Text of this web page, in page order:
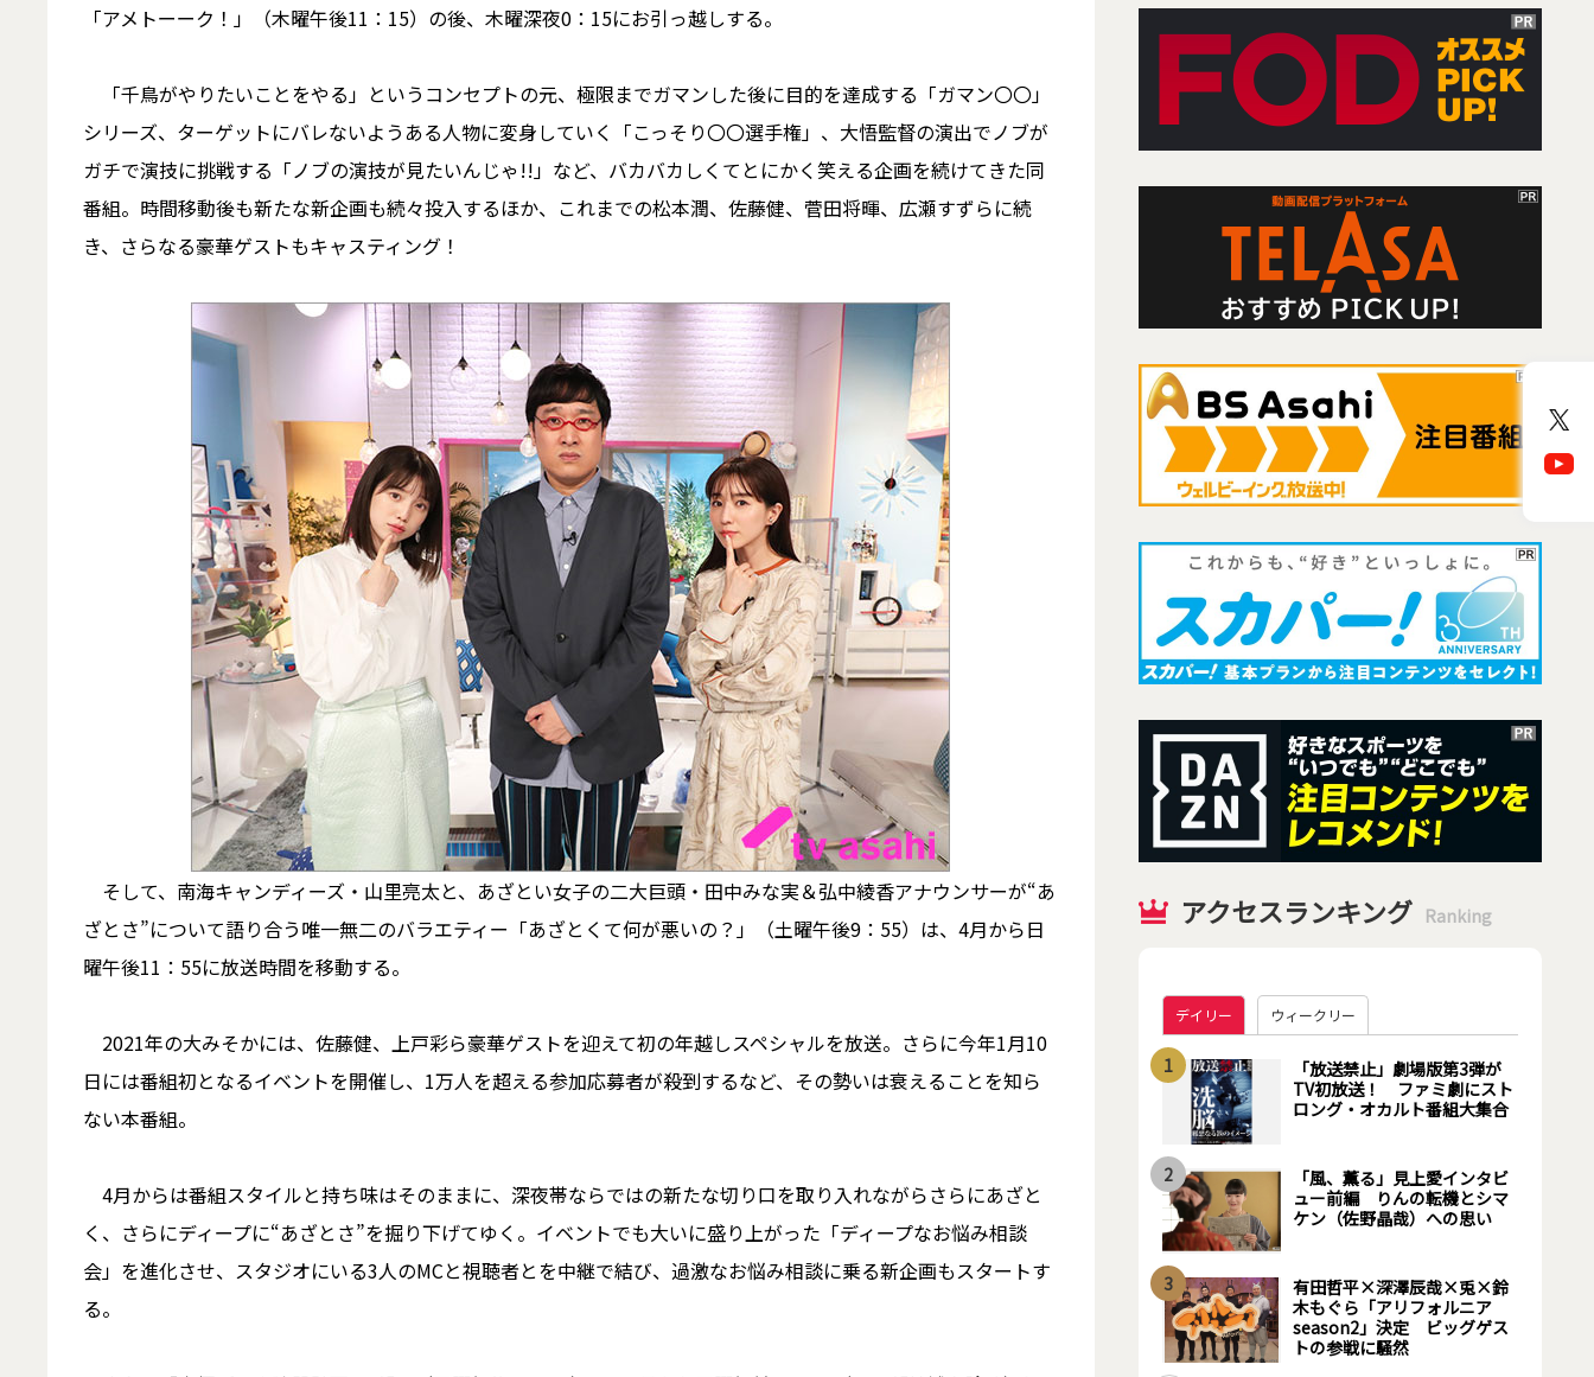
「アメトーーク！」（木曜午後11：15）の後、木曜深夜0：15にお引っ越しする。
「千鳥がやりたいことをやる」というコンセプトの元、極限までガマンした後に目的を達成する「ガマン〇〇」
シリーズ、ターゲットにバレないようある人物に変身していく「こっそり〇〇選手権」、大悟監督の演出でノブが
ガチで演技に挑戦する「ノブの演技が見たいんじゃ!!」など、バカバカしくてとにかく笑える企画を続けてきた同
番組。時間移動後も新たな新企画も続々投入するほか、これまでの松本潤、佐藤健、菅田将暉、広瀬すずらに続
き、さらなる豪華ゲストもキャスティング！
そして、南海キャンディーズ・山里亮太と、あざとい女子の二大巨頭・田中みな実＆弘中綾香アナウンサーが“あ
ざとさ”について語り合う唯一無二のバラエティー「あざとくて何が悪いの？」（土曜午後9：55）は、4月から日
曜午後11：55に放送時間を移動する。
2021年の大みそかには、佐藤健、上戸彩ら豪華ゲストを迎えて初の年越しスペシャルを放送。さらに今年1月10
日には番組初となるイベントを開催し、1万人を超える参加応募者が殺到するなど、その勢いは衰えることを知ら
ない本番組。
4月からは番組スタイルと持ち味はそのままに、深夜帯ならではの新たな切り口を取り入れながらさらにあざと
く、さらにディープに“あざとさ”を掘り下げてゆく。イベントでも大いに盛り上がった「ディープなお悩み相談
会」を進化させ、スタジオにいる3人のMCと視聴者とを中継で結び、過激なお悩み相談に乗る新企画もスタートす
る。
アクセスランキング Ranking
デイリー ウィークリー
1
「放送禁止」劇場版第3弾が
TV初放送！ ファミ劇にスト
ロング・オカルト番組大集合
2
「風、薫る」見上愛インタビ
ュー前編 りんの転機とシマ
ケン（佐野晶哉）への思い
3
有田哲平×深澤辰哉×兎×鈴
木もぐら「アリフォルニア
season2」決定 ビッグゲス
トの参戦に騒然